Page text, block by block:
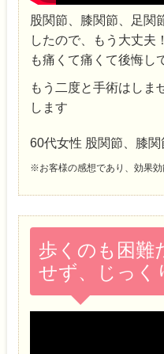
股関節、膝関節、足関
したので、もう大丈夫
も痛くて痛くて後悔し
もう二度と手術はしま
します
60代女性 股関節、膝関
※お客様の感想であり、効果効
歩くのも困難
せず、じっく